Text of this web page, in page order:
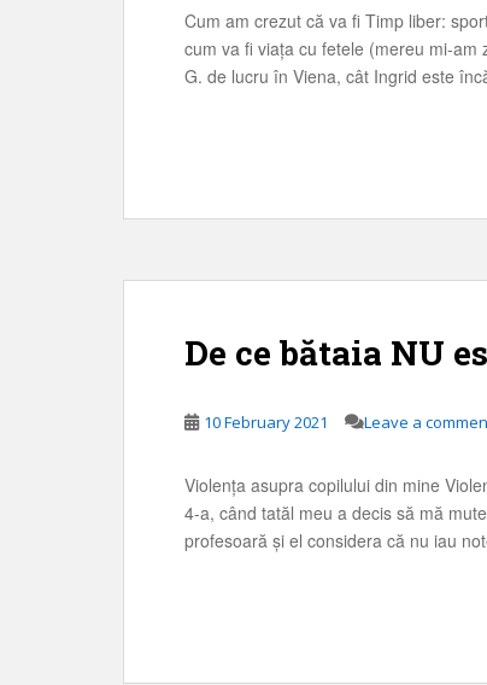
Cum am crezut că va fi Timp liber:
cum va fi viața cu fetele (mereu mi-
G. de lucru în Viena, cât Ingrid este
De ce bătaia NU
10 February 2021 Leave a
Violența asupra copilului din mine
4-a, când tatăl meu a decis să mă
profesoară și el considera că nu iau